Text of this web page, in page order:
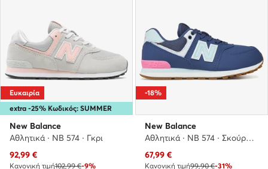
extra -25% Κωδικός: SUMMER
Ευκαιρία
New Balance
Αθλητικά · NB 574 · Γκρι
Τρέχουσα τιμή
92,99 €
Κανονική τιμή102,99 €-9%
-18%
New Balance
Αθλητικά · NB 574 · Σκούρο μπλε
Τρέχουσα τιμή
67,99 €
Κανονική τιμή99,90 €-31%